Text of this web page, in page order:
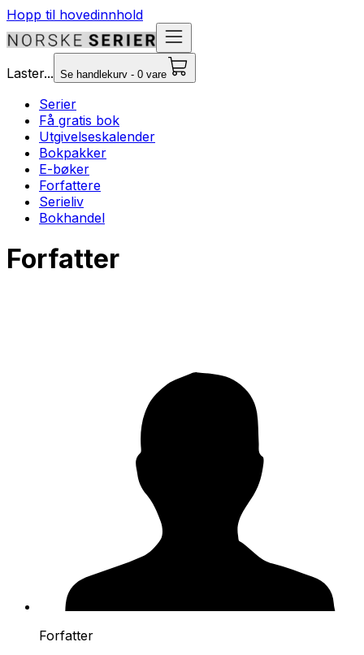
Hopp til hovedinnhold
Laster... Se handlekurv - 0 vare
Serier
Få gratis bok
Utgivelseskalender
Bokpakker
E-bøker
Forfattere
Serieliv
Bokhandel
Forfatter
Forfatter